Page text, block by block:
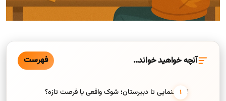
آنچه خواهید خواند… فهرست
از راهنمایی تا دبیرستان؛ شوک واقعی یا فرصت تازه؟